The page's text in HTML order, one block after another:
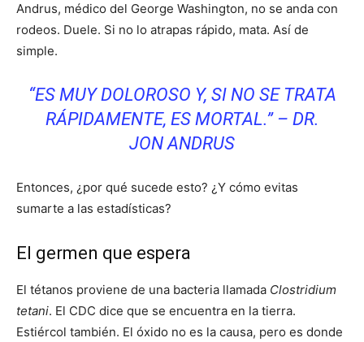
Andrus, médico del George Washington, no se anda con
rodeos. Duele. Si no lo atrapas rápido, mata. Así de
simple.
“ES MUY DOLOROSO Y, SI NO SE TRATA
RÁPIDAMENTE, ES MORTAL.” – DR.
JON ANDRUS
Entonces, ¿por qué sucede esto? ¿Y cómo evitas
sumarte a las estadísticas?
El germen que espera
El tétanos proviene de una bacteria llamada Clostridium
tetani. El CDC dice que se encuentra en la tierra.
Estiércol también. El óxido no es la causa, pero es donde